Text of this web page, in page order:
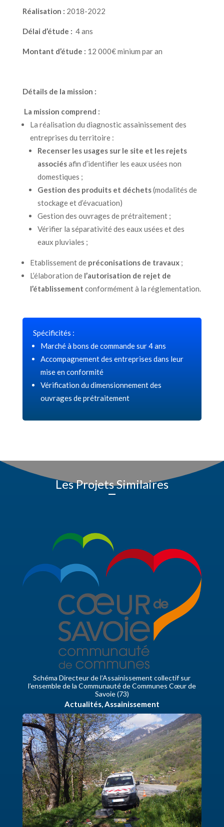
Réalisation : 2018-2022
Délai d’étude : 4 ans
Montant d’étude : 12 000€ minium par an
Détails de la mission :
La mission comprend :
La réalisation du diagnostic assainissement des
entreprises du territoire :
Recenser les usages sur le site et les rejets
associésafin d’identifier les eaux usées non
domestiques ;
Gestion des produits et déchets(modalités de
stockage et d’évacuation)
Gestion des ouvrages de prétraitement ;
Vérifier la séparativité des eaux usées et des
eaux pluviales ;
Etablissement de préconisations de travaux;
L’élaboration de l’autorisation de rejet de
l’établissement conformément à la réglementation.
Spécificités :
Marché à bons de commande sur 4 ans
Accompagnement des entreprises dans leur
mise en conformité
Vérification du dimensionnement des
ouvrages de prétraitement
Les Projets Similaires
Schéma Directeur de l’Assainissement collectif sur
l’ensemble de la Communauté de Communes Cœur de
Savoie (73)
Actualités,Assainissement